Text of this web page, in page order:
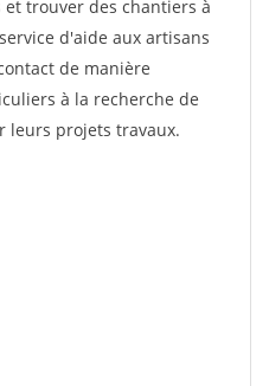
trouver des chantiers à
d'aide aux artisans
de manière
à la recherche de
leurs projets travaux.